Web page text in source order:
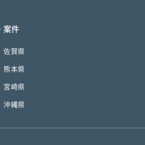
案件
佐賀県
熊本県
宮崎県
沖縄県